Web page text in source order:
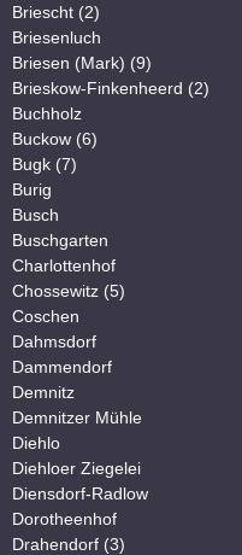
Briescht (2)
Briesenluch
Briesen (Mark) (9)
Brieskow-Finkenheerd (2)
Buchholz
Buckow (6)
Bugk (7)
Burig
Busch
Buschgarten
Charlottenhof
Chossewitz (5)
Coschen
Dahmsdorf
Dammendorf
Demnitz
Demnitzer Mühle
Diehlo
Diehloer Ziegelei
Diensdorf-Radlow
Dorotheenhof
Drahendorf (3)